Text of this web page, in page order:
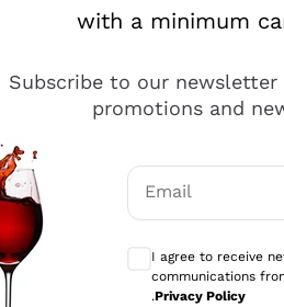
diversi e con un
with a minimum
Subscribe to our
promotions and
Email
I agree to receive
communications
.Privacy Policy